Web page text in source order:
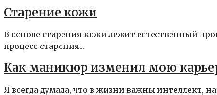
Старение кожи
В основе старения кожи лежит естественный
процесс старения...
Как маникюр изменил мою
Я всегда думала, что в жизни важны интеллект,